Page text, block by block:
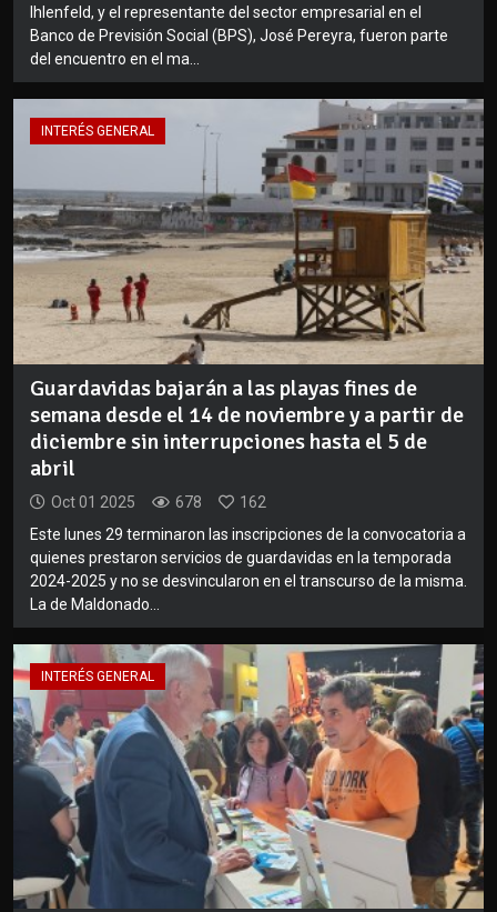
Ihlenfeld, y el representante del sector empresarial en el
Banco de Previsión Social (BPS), José Pereyra, fueron parte
del encuentro en el ma...
INTERÉS GENERAL
Guardavidas bajarán a las playas fines de
semana desde el 14 de noviembre y a partir de
diciembre sin interrupciones hasta el 5 de
abril
Oct 01 2025 678
162
Este lunes 29 terminaron las inscripciones de la convocatoria a
quienes prestaron servicios de guardavidas en la temporada
2024-2025 y no se desvincularon en el transcurso de la misma.
La de Maldonado...
INTERÉS GENERAL